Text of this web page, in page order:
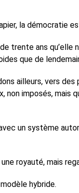
la démocratie
trente ans qu’elle
que de
ailleurs, vers des
non imposés, mais
un système
royauté, mais
hybride.